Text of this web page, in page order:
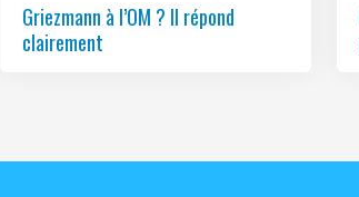
Griezmann à l’OM ? Il répond
clairement